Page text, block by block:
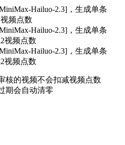
Hailuo-2.3]，生成单条
频点数
Hailuo-2.3]，生成单条
视频点数
Hailuo-2.3]，生成单条
视频点数
核的视频不会扣减视频点数
期会自动清零